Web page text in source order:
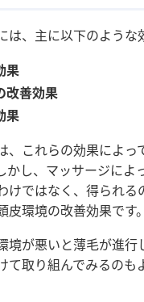
は、主に以下のような
果
改善効果
果
、これらの効果によっ
かし、マッサージによ
けではなく、得られる
環境の改善効果です。
境が悪いと薄毛が進行
て取り組んでみるのも